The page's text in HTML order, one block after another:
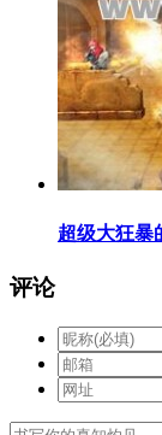
超级大狂暴
评论